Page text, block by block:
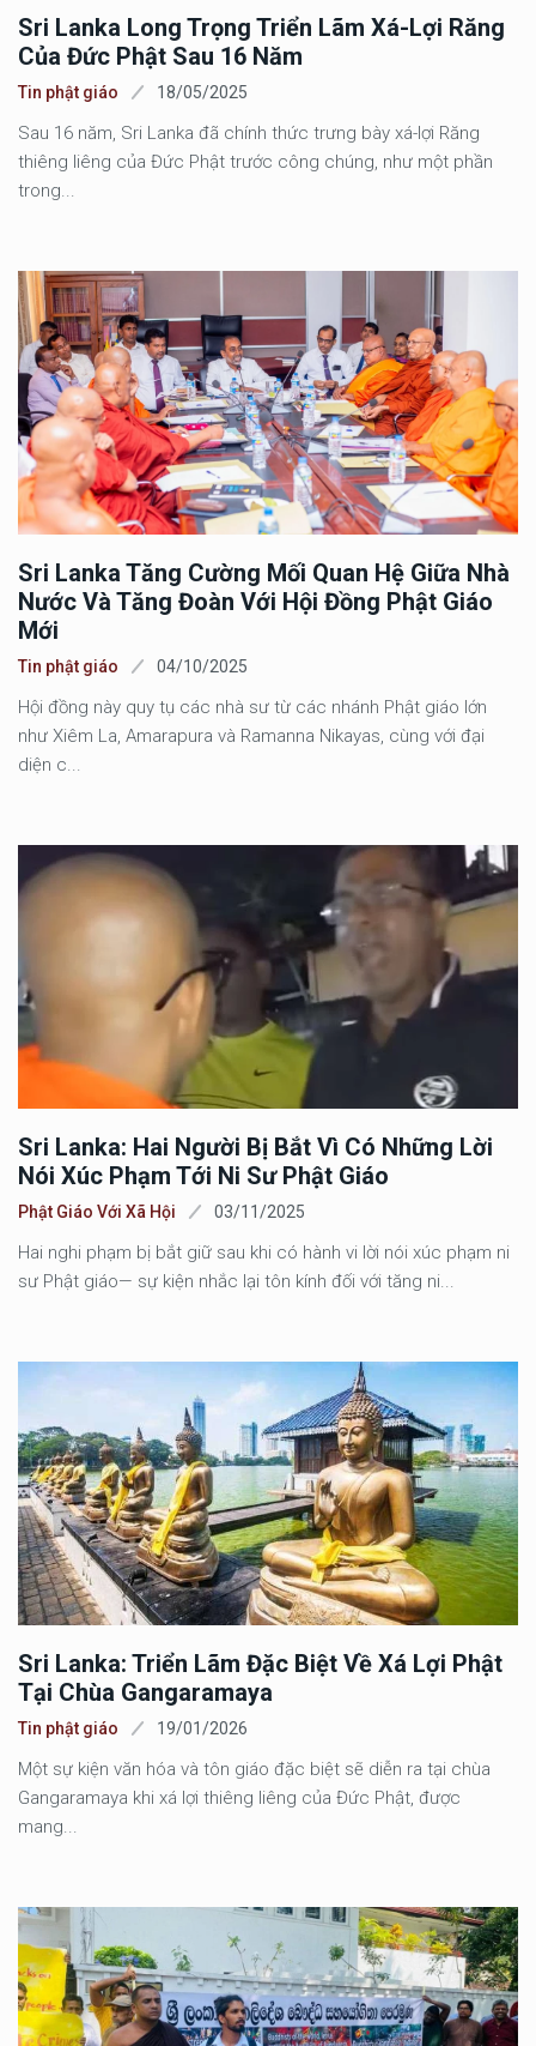
Sri Lanka Long Trọng Triển Lãm Xá-Lợi Răng
Của Đức Phật Sau 16 Năm
Tin phật giáo 18/05/2025
Sau 16 năm, Sri Lanka đã chính thức trưng bày xá-lợi Răng
thiêng liêng của Đức Phật trước công chúng, như một phần
trong...
Sri Lanka Tăng Cường Mối Quan Hệ Giữa Nhà
Nước Và Tăng Đoàn Với Hội Đồng Phật Giáo
Mới
Tin phật giáo 04/10/2025
Hội đồng này quy tụ các nhà sư từ các nhánh Phật giáo lớn
như Xiêm La, Amarapura và Ramanna Nikayas, cùng với đại
diện c...
Sri Lanka: Hai Người Bị Bắt Vì Có Những Lời
Nói Xúc Phạm Tới Ni Sư Phật Giáo
Phật Giáo Với Xã Hội 03/11/2025
Hai nghi phạm bị bắt giữ sau khi có hành vi lời nói xúc phạm ni
sư Phật giáo— sự kiện nhắc lại tôn kính đối với tăng ni...
Sri Lanka: Triển Lãm Đặc Biệt Về Xá Lợi Phật
Tại Chùa Gangaramaya
Tin phật giáo 19/01/2026
Một sự kiện văn hóa và tôn giáo đặc biệt sẽ diễn ra tại chùa
Gangaramaya khi xá lợi thiêng liêng của Đức Phật, được
mang...